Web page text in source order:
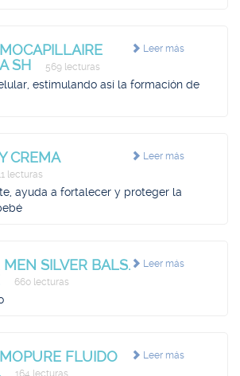
Leer más
SH
569 lecturas
estimulando así la formación de
Leer más
CREMA
lecturas
ayuda a fortalecer y proteger la
Leer más
SILVER BALS.
660 lecturas
Leer más
FLUIDO
164 lecturas